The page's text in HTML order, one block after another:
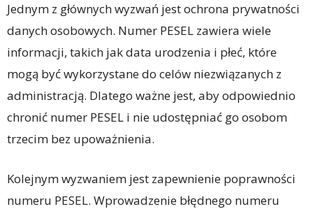
Jednym z głównych wyzwań jest ochrona prywatności
danych osobowych. Numer PESEL zawiera wiele
informacji, takich jak data urodzenia i płeć, które
mogą być wykorzystane do celów niezwiązanych z
administracją. Dlatego ważne jest, aby odpowiednio
chronić numer PESEL i nie udostępniać go osobom
trzecim bez upoważnienia.
Kolejnym wyzwaniem jest zapewnienie poprawności
numeru PESEL. Wprowadzenie błędnego numeru